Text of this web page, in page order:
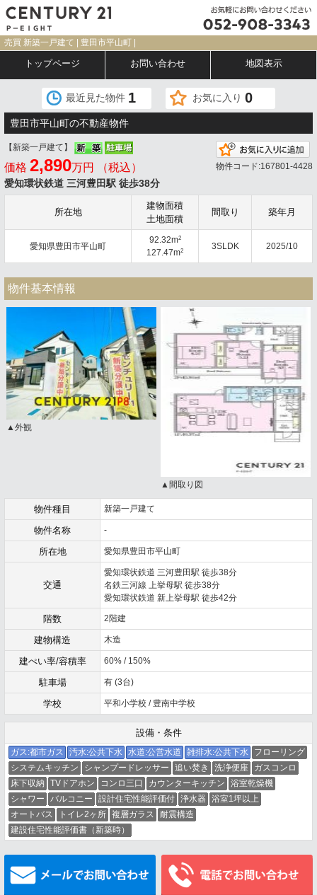
売買 新築一戸建て | 豊田市平山町 |
トップページ お問い合わせ 地図表示
最近見た物件 1 お気に入り 0
豊田市平山町の不動産物件
【新築一戸建て】
価格 2,890万円 （税込）
愛知環状鉄道 三河豊田駅 徒歩38分
物件コード:167801-4428
所在地
建物面積
土地面積
間取り 築年月
愛知県豊田市平山町
92.32m2
127.47m2 3SLDK 2025/10
物件基本情報
▲外観
▲間取り図
物件種目 新築一戸建て
物件名称 -
所在地 愛知県豊田市平山町
交通
愛知環状鉄道 三河豊田駅 徒歩38分
名鉄三河線 上挙母駅 徒歩38分
愛知環状鉄道 新上挙母駅 徒歩42分
階数 2階建
建物構造 木造
建ぺい率/容積率 60% / 150%
駐車場 有 (3台)
学校 平和小学校 / 豊南中学校
設備・条件
ガス:都市ガス 汚水:公共下水 水道:公営水道 雑排水:公共下水
フローリング
システムキッチン
シャンプードレッサー 追い焚き 洗浄便座
ガスコンロ
床下収納
TVドアホン コンロ三口 カウンターキッチン
浴室乾燥機
シャワー
バルコニー 設計住宅性能評価付 浄水器
浴室1坪以上
オートバス
トイレ2ヶ所 複層ガラス
耐震構造
建設住宅性能評価書（新築時）
メールでお問い合わせ